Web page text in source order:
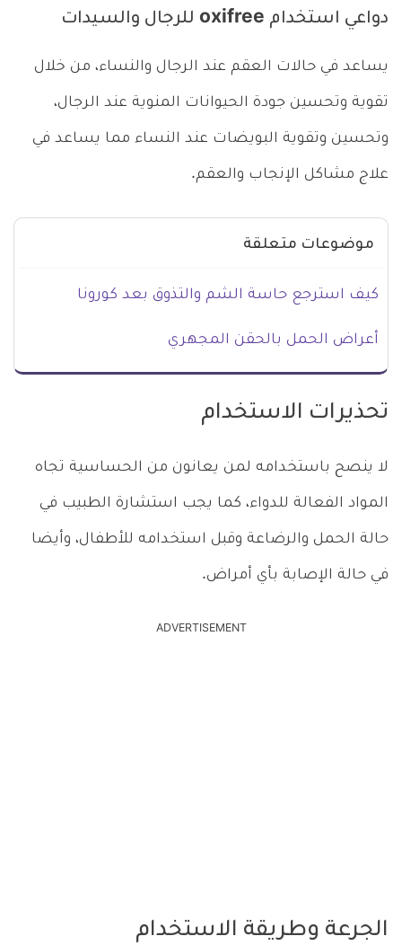
دواعي استخدام oxifree للرجال والسيدات
يساعد في حالات العقم عند الرجال والنساء، من خلال
تقوية وتحسين جودة الحيوانات المنوية عند الرجال،
وتحسين وتقوية البويضات عند النساء مما يساعد في
علاج مشاكل الإنجاب والعقم.
موضوعات متعلقة
كيف استرجع حاسة الشم والتذوق بعد كورونا
أعراض الحمل بالحقن المجهري
تحذيرات الاستخدام
لا ينصح باستخدامه لمن يعانون من الحساسية تجاه
المواد الفعالة للدواء، كما يجب استشارة الطبيب في
حالة الحمل والرضاعة وقبل استخدامه للأطفال، وأيضا
في حالة الإصابة بأي أمراض.
ADVERTISEMENT
الجرعة وطريقة الاستخدام